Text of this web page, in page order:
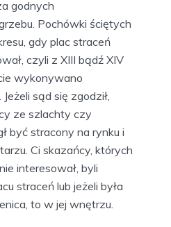
tym grzebano także
uznane za godne
ziemi. Zdarzało się,
wykupywały zwłoki i za
na nekropolii.
pochówków
na byłym